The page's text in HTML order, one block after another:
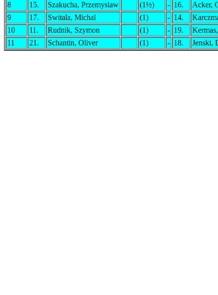
8 15. Szakucha, Przemyslaw (1½) - 16.
Acker,
9
17. Switala, Michal (1) - 14.
10
11. Rudnik, Szymon (1) - 19.
11
21. Schantin, Oliver (1) - 18. Jenski,